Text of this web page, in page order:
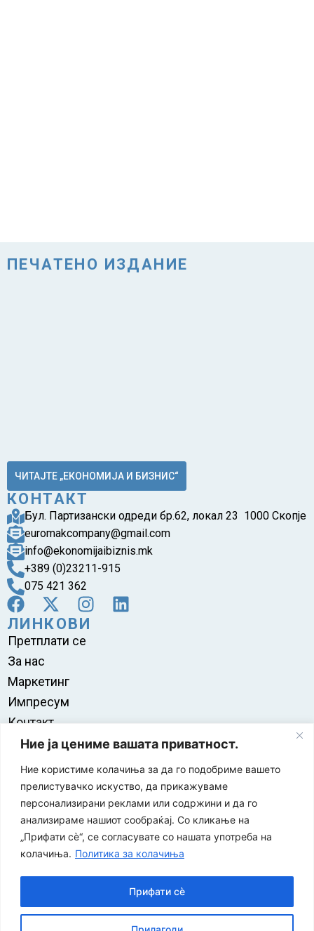
Ние ја цениме вашата приватност.
Ние користиме колачиња за да го подобриме вашето
прелистувачко искуство, да прикажуваме
персонализирани реклами или содржини и да го
анализираме нашиот сообраќај. Со кликање на
„Прифати сè“, се согласувате со нашата употреба на
колачиња. Политика за колачиња
Прифати сè
ПЕЧАТЕНО ИЗДАНИЕ
ЧИТАЈТЕ „ЕКОНОМИЈА И БИЗНИС“
КОНТАКТ
Бул. Партизански одреди бр.62, локал 23 1000 Скопје
euromakcompany@gmail.com
info@ekonomijaibiznis.mk
+389 (0)23211-915
075 421 362
ЛИНКОВИ
Претплати се
За нас
Маркетинг
Импресум
Контакт
Правила на користење